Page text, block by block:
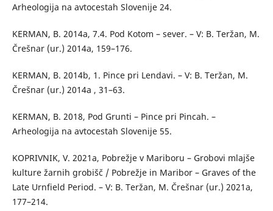
Arheologija na avtocestah Slovenije 24.
KERMAN, B. 2014a, 7.4. Pod Kotom – sever. – V: B. Teržan, M.
Črešnar (ur.) 2014a, 159–176.
KERMAN, B. 2014b, 1. Pince pri Lendavi. – V: B. Teržan, M.
Črešnar (ur.) 2014a , 31–63.
KERMAN, B. 2018, Pod Grunti – Pince pri Pincah. –
Arheologija na avtocestah Slovenije 55.
KOPRIVNIK, V. 2021a, Pobrežje v Mariboru – Grobovi mlajše
kulture žarnih grobišč / Pobrežje in Maribor – Graves of the
Late Urnfield Period. – V: B. Teržan, M. Črešnar (ur.) 2021a,
177–214.